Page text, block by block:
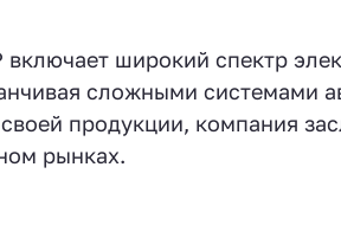
широкий спектр
сложными системами
продукции, компания
рынках.